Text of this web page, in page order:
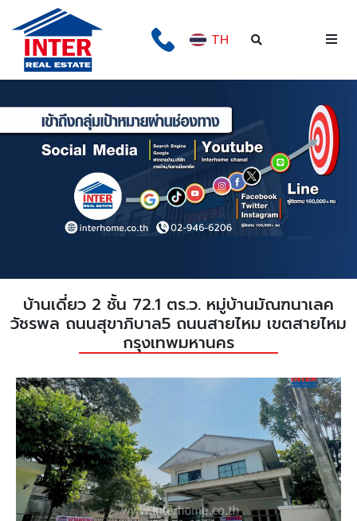
TH
บ้านเดี่ยว 2 ชั้น 72.1 ตร.ว. หมู่บ้านมัณฑนาเลค
วัชรพล ถนนสุขาภิบาล5 ถนนสายไหม เขตสายไหม
กรุงเทพมหานคร